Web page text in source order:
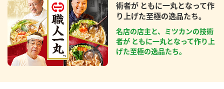
術者が ともに一丸となって作
り上げた至極の逸品たち。
名店の店主と、ミツカンの技術
者が ともに一丸となって作り上
げた至極の逸品たち。